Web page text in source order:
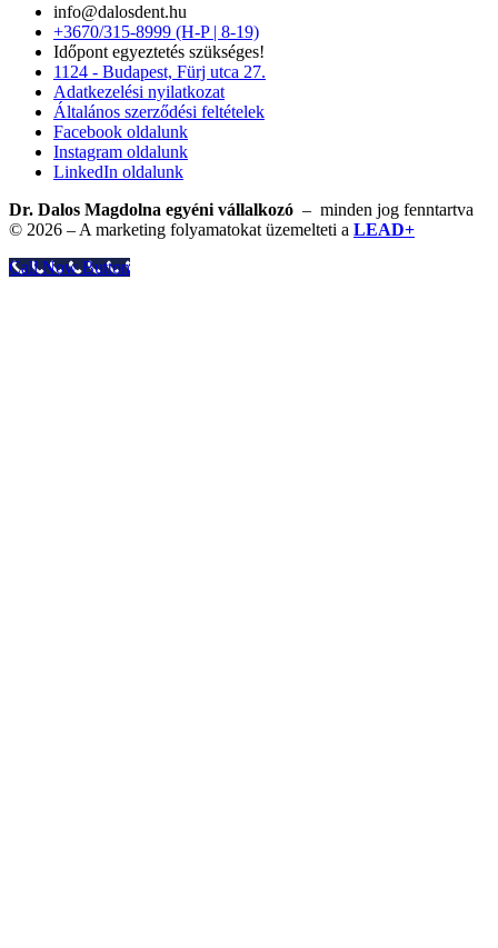
info@dalosdent.hu
+3670/315-8999 (H-P | 8-19)
Időpont egyeztetés szükséges!
1124 - Budapest, Fürj utca 27.
Adatkezelési nyilatkozat
Általános szerződési feltételek
Facebook oldalunk
Instagram oldalunk
LinkedIn oldalunk
Dr. Dalos Magdolna egyéni vállalkozó – minden jog fenntartva
© 2026 – A marketing folyamatokat üzemelteti a LEAD+
Call Now Button